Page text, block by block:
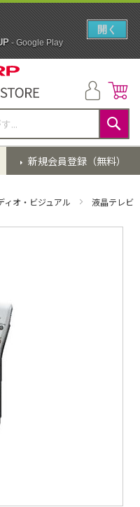
検
索
新規会員登録（無料）
ィオ・ビジュアル 液晶テレ
- Google Play
開く